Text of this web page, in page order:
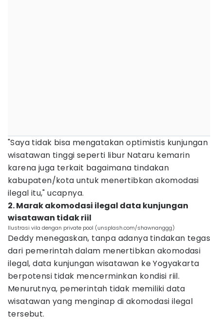
"Saya tidak bisa mengatakan optimistis kunjungan
wisatawan tinggi seperti libur Nataru kemarin
karena juga terkait bagaimana tindakan
kabupaten/kota untuk menertibkan akomodasi
ilegal itu," ucapnya.
‎2. Marak akomodasi ilegal data kunjungan
wisatawan tidak riil
Ilustrasi vila dengan private pool (unsplash.com/shawnanggg)
Deddy menegaskan, tanpa adanya tindakan tegas
dari pemerintah dalam menertibkan akomodasi
ilegal, data kunjungan wisatawan ke Yogyakarta
berpotensi tidak mencerminkan kondisi riil.
Menurutnya, pemerintah tidak memiliki data
wisatawan yang menginap di akomodasi ilegal
tersebut.